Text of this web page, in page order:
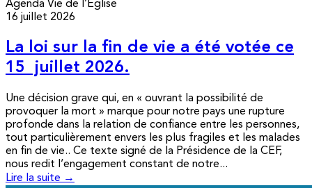
Agenda Vie de l’Église
16 juillet 2026
La loi sur la fin de vie a été votée ce
15 juillet 2026.
Une décision grave qui, en « ouvrant la possibilité de
provoquer la mort » marque pour notre pays une rupture
profonde dans la relation de confiance entre les personnes,
tout particulièrement envers les plus fragiles et les malades
en fin de vie.. Ce texte signé de la Présidence de la CEF,
nous redit l’engagement constant de notre...
Lire la suite →